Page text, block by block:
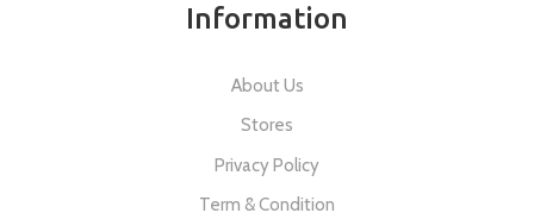
Information
About Us
Stores
Privacy Policy
Term & Condition